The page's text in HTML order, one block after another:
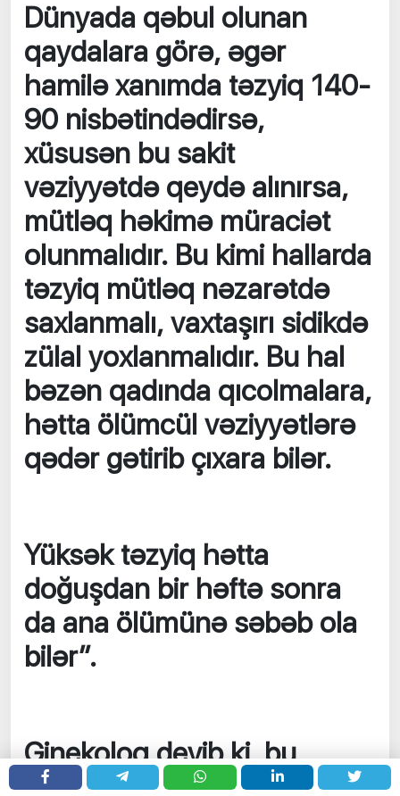
Dünyada qəbul olunan
qaydalara görə, əgər
hamilə xanımda təzyiq 140-
90 nisbətindədirsə,
xüsusən bu sakit
vəziyyətdə qeydə alınırsa,
mütləq həkimə müraciət
olunmalıdır. Bu kimi hallarda
təzyiq mütləq nəzarətdə
saxlanmalı, vaxtaşırı sidikdə
zülal yoxlanmalıdır. Bu hal
bəzən qadında qıcolmalara,
hətta ölümcül vəziyyətlərə
qədər gətirib çıxara bilər.
Yüksək təzyiq hətta
doğuşdan bir həftə sonra
da ana ölümünə səbəb ola
bilər”.
Ginekoloq deyib ki, bu
problemlər bağlı risk